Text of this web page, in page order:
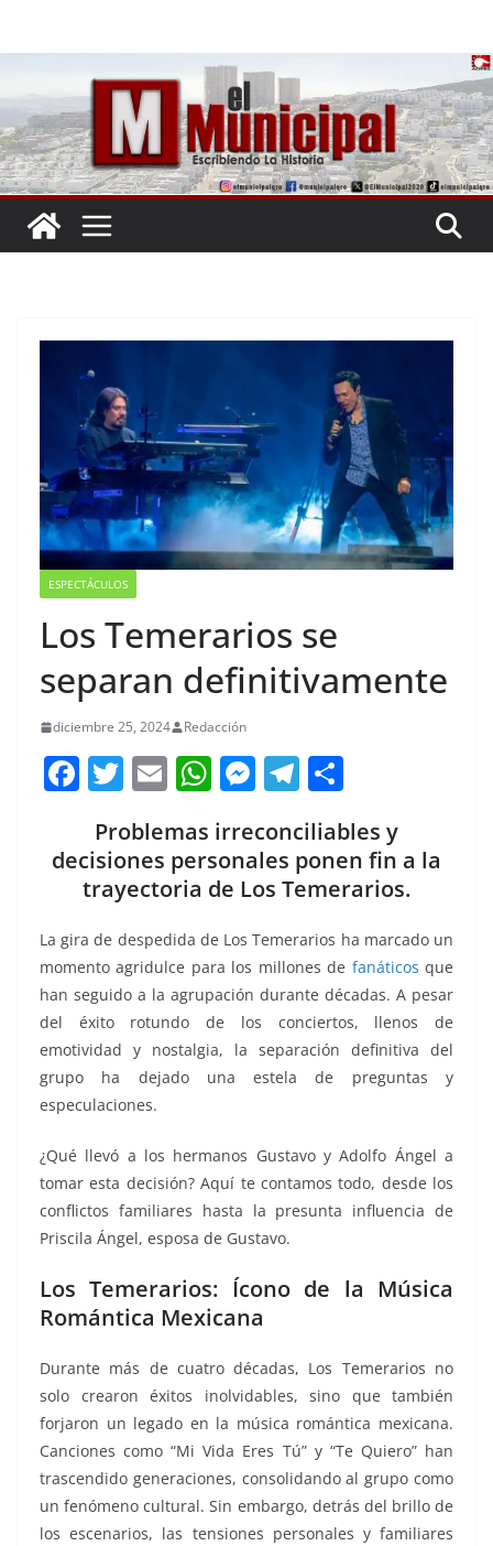
ESPECTÁCULOS
Los Temerarios se
separan definitivamente
diciembre 25, 2024 Redacción
F
c
e
o
o
k
T
itt
er
E
ai
l
W
at
s
p
p
M
ss
e
g
er
T
e
gr
m
m
p
tir
Problemas irreconciliables y
decisiones personales ponen fin a la
trayectoria de Los Temerarios.
La gira de despedida de Los Temerarios ha marcado un
momento agridulce para los millones de fanáticos que
han seguido a la agrupación durante décadas. A pesar
del éxito rotundo de los conciertos, llenos de
emotividad y nostalgia, la separación definitiva del
grupo ha dejado una estela de preguntas y
especulaciones.
¿Qué llevó a los hermanos Gustavo y Adolfo Ángel a
tomar esta decisión? Aquí te contamos todo, desde los
conflictos familiares hasta la presunta influencia de
Priscila Ángel, esposa de Gustavo.
Los Temerarios: Ícono de la Música
Romántica Mexicana
Durante más de cuatro décadas, Los Temerarios no
solo crearon éxitos inolvidables, sino que también
forjaron un legado en la música romántica mexicana.
Canciones como “Mi Vida Eres Tú” y “Te Quiero” han
trascendido generaciones, consolidando al grupo como
un fenómeno cultural. Sin embargo, detrás del brillo de
los escenarios, las tensiones personales y familiares